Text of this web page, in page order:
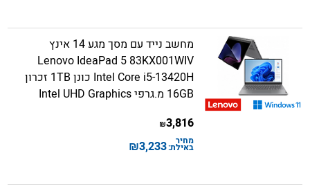
מחשב נייד עם מסך מגע 14 אינץ
Lenovo IdeaPad 5 83KX001WIV
Intel Core i5-13420H כונן 1TB זכרון
16GB מ.גרפי Intel UHD Graphics
3,816
₪
מחיר
באילת:3,233
₪